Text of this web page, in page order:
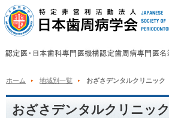
ホーム 地域別一覧 おざさデンタルクリニック
おざさデンタルクリニック